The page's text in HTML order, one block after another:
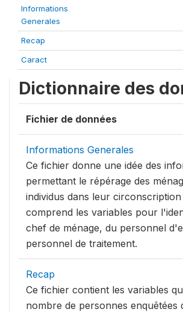
Informations
Generales
Recap
Caract
Dictionnaire des
Fichier de données
Informations Generales
Ce fichier donne une idée des
permettant le répérage des
individus dans leur
comprend les variables pour
chef de ménage, du personnel
personnel de traitement.
Recap
Ce fichier contient les variables
nombre de personnes enquêtées